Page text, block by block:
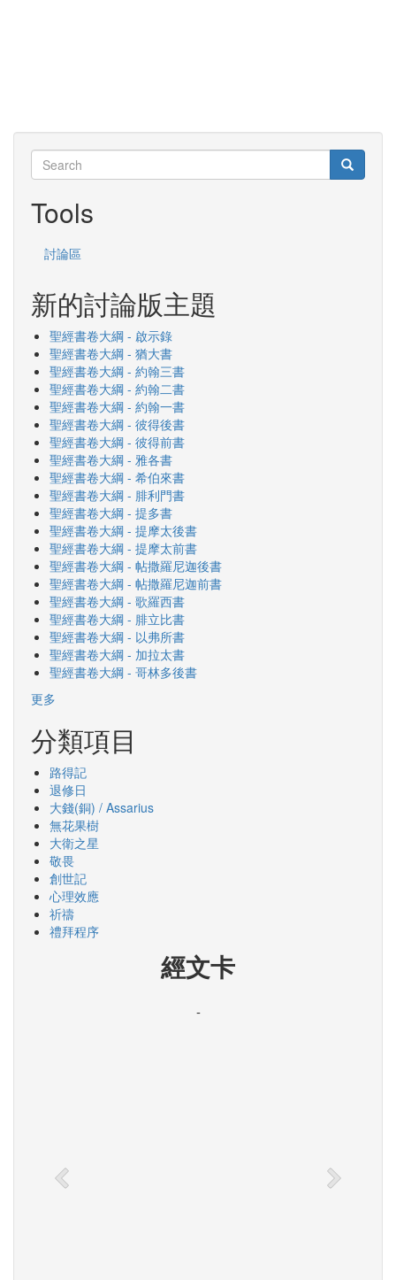
Search
Search Search
Tools
討論區
新的討論版主題
聖經書卷大綱 - 啟示錄
聖經書卷大綱 - 猶大書
聖經書卷大綱 - 約翰三書
聖經書卷大綱 - 約翰二書
聖經書卷大綱 - 約翰一書
聖經書卷大綱 - 彼得後書
聖經書卷大綱 - 彼得前書
聖經書卷大綱 - 雅各書
聖經書卷大綱 - 希伯來書
聖經書卷大綱 - 腓利門書
聖經書卷大綱 - 提多書
聖經書卷大綱 - 提摩太後書
聖經書卷大綱 - 提摩太前書
聖經書卷大綱 - 帖撒羅尼迦後書
聖經書卷大綱 - 帖撒羅尼迦前書
聖經書卷大綱 - 歌羅西書
聖經書卷大綱 - 腓立比書
聖經書卷大綱 - 以弗所書
聖經書卷大綱 - 加拉太書
聖經書卷大綱 - 哥林多後書
更多
分類項目
路得記
退修日
大錢(銅) / Assarius
無花果樹
大衛之星
敬畏
創世記
心理效應
祈禱
禮拜程序
經文卡
-